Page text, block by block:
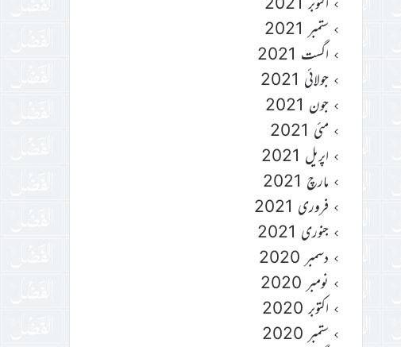
ستمبر 2021
اگست 2021
جولائی 2021
جون 2021
مئی 2021
اپریل 2021
مارچ 2021
فروری 2021
جنوری 2021
دسمبر 2020
نومبر 2020
اکتوبر 2020
ستمبر 2020